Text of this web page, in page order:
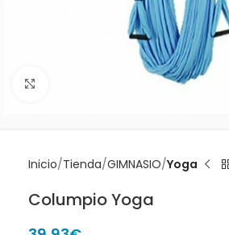
Inicio Tienda GIMNASIO Yoga
Columpio Yoga